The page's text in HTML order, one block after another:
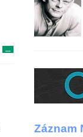
...
Záznam